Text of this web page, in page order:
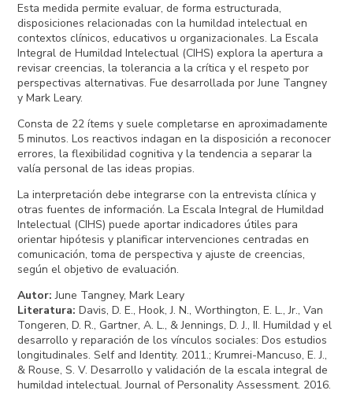
Esta medida permite evaluar, de forma estructurada,
disposiciones relacionadas con la humildad intelectual en
contextos clínicos, educativos u organizacionales. La Escala
Integral de Humildad Intelectual (CIHS) explora la apertura a
revisar creencias, la tolerancia a la crítica y el respeto por
perspectivas alternativas. Fue desarrollada por June Tangney
y Mark Leary.
Consta de 22 ítems y suele completarse en aproximadamente
5 minutos. Los reactivos indagan en la disposición a reconocer
errores, la flexibilidad cognitiva y la tendencia a separar la
valía personal de las ideas propias.
La interpretación debe integrarse con la entrevista clínica y
otras fuentes de información. La Escala Integral de Humildad
Intelectual (CIHS) puede aportar indicadores útiles para
orientar hipótesis y planificar intervenciones centradas en
comunicación, toma de perspectiva y ajuste de creencias,
según el objetivo de evaluación.
Autor: June Tangney, Mark Leary
Literatura: Davis, D. E., Hook, J. N., Worthington, E. L., Jr., Van
Tongeren, D. R., Gartner, A. L., & Jennings, D. J., II. Humildad y el
desarrollo y reparación de los vínculos sociales: Dos estudios
longitudinales. Self and Identity. 2011.; Krumrei-Mancuso, E. J.,
& Rouse, S. V. Desarrollo y validación de la escala integral de
humildad intelectual. Journal of Personality Assessment. 2016.